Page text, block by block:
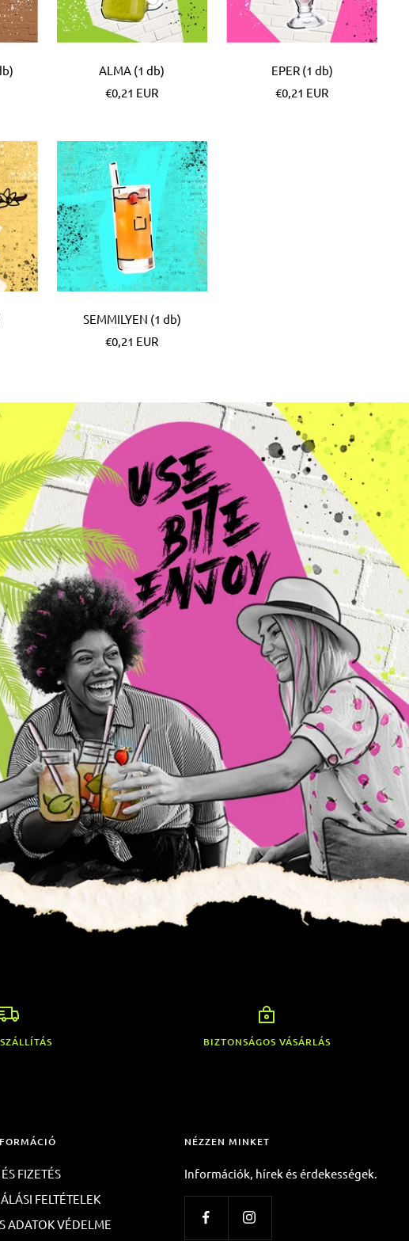
ALMA (1 db)
Különleges
€0,21 EUR
EPER (1 db)
Különleges
€0,21 EUR
SEMMILYEN (1 db)
Különleges
€0,21 EUR
BIZTONSÁGOS VÁSÁRLÁS
FIZETÉS
FELTÉTELEK
ADATOK VÉDELME
NÉZZEN MINKET
Információk, hírek és érdekességek.